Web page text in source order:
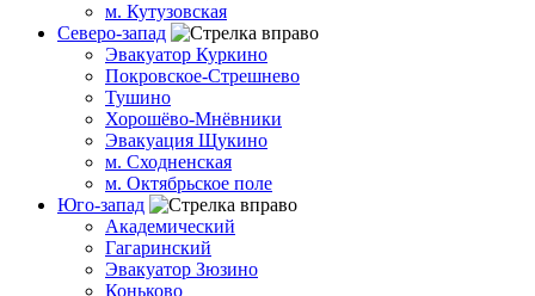
м. Кутузовская
Северо-запад
Эвакуатор Куркино
Покровское-Стрешнево
Тушино
Хорошёво-Мнёвники
Эвакуация Щукино
м. Сходненская
м. Октябрьское поле
Юго-запад
Академический
Гагаринский
Эвакуатор Зюзино
Коньково